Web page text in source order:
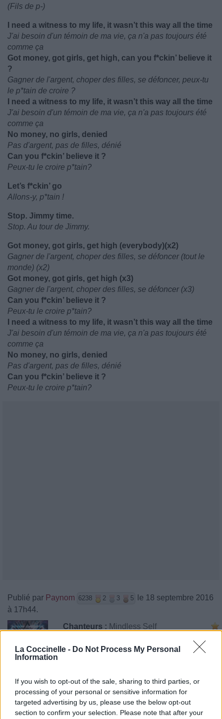
La Coccinelle - Do Not Process My Personal
Information
If you wish to opt-out of the sale, sharing to third parties, or
processing of your personal or sensitive information for
targeted advertising by us, please use the below opt-out
section to confirm your selection. Please note that after your
(Fils de p-)
I need a witness to my life, it wasn’t this way all the time
J'ai besoin d'un témoin de ma vie, ça n'a pas toujours été
comme ça
Got money, got girls, get high, can you f*ckin’ believe it
?
Gagner de l'argent, choper des filles, se défoncer, peux-tu
le p*tain de croire ?
I need a witness to my life, it wasn’t this way all the time
J'ai besoin d'un témoin de ma vie, ça n'a pas toujours été
comme ça
No money, no girls, denied
Pas d'argent, pas de filles, dénié
Can you f*ckin’ believe it ?
Peux-tu le croire p*tain?
Let’s f*ckin’ go
Allons-y, p*tain !
Stop. Jimmy time.
Stop. Au tour de Jimmy.
Got money, got girls, get high (everybody)(x2)
Gagner de l'argent, choper des filles, se défoncer (tout le
monde) (x2)
Got money, got girls, get high (x3)
Gagner de l'argent, choper des filles, se défoncer (x3)
Can you f*ckin’ believe it ?
Peux-tu le croire p*tain?
I need a witness to my life, it wasn’t this way all the time
J'ai besoin d'un témoin de ma vie, ça n'a pas toujours été
comme ça
No money, no girls, denied
Pas d'argent, pas de filles, dénié
Can you f*ckin’ believe it ?
Peux-tu le croire p*tain?
Publié par Paynom 6238 2 3 5
le 18 septembre 2016
à 17h44.
Chanteurs : Mindless Self
Albums : How I Learned to Stop Giving a
Paroles + Traduction Téléchargement
Vidéos
Commentaires